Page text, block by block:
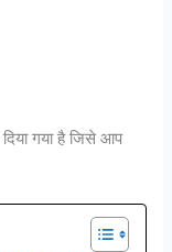
दिया गया है जिसे आप